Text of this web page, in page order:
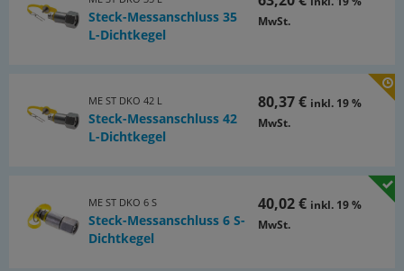
Steck-Messanschluss 35
L-Dichtkegel
MwSt.
ME ST DKO 42 L
Steck-Messanschluss 42
L-Dichtkegel
80,37 € inkl. 19 %
MwSt.
ME ST DKO 6 S
Steck-Messanschluss 6 S-
Dichtkegel
40,02 € inkl. 19 %
MwSt.